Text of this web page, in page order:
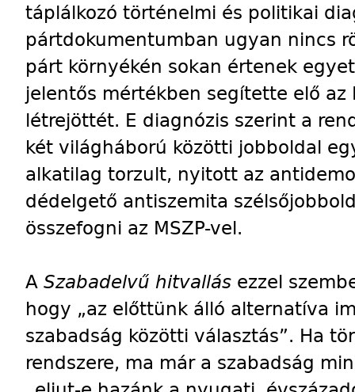
táplálkozó történelmi és politikai
pártdokumentumban ugyan nincs
párt környékén sokan értenek
jelentős mértékben segítette elő az
létrejöttét. E diagnózis szerint a
két világháború közötti jobboldal
alkatilag torzult, nyitott az
dédelgető antiszemita
összefogni az MSZP-vel.
A Szabadelvű hitvallás ezzel
hogy „az előttünk álló alternatíva
szabadság közötti választás”. Ha
rendszere, ma már a szabadság